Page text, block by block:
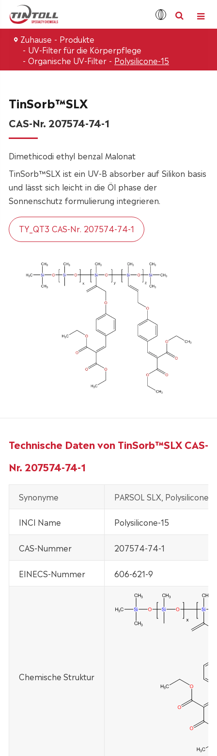
Zuhause
Produkte
UV-Filter für die Körperpflege
Organische UV-Filter
Polysilicone-15
TinSorb™SLX
CAS-Nr. 207574-74-1
Dimethicodi ethyl benzal Malonat
TinSorb™SLX ist ein UV-B absorber auf Silikon basis
und lässt sich leicht in die Öl phase der
Sonnenschutz formulierung integrieren.
TY_QT3 CAS-Nr. 207574-74-1
Technische Daten von TinSorb™SLX CAS-
Nr. 207574-74-1
Synonyme PARSOL SLX, Polysilicone-
INCI Name Polysilicone-15
CAS-Nummer 207574-74-1
EINECS-Nummer 606-621-9
Chemische Struktur